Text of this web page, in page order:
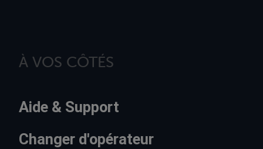
À VOS CÔTÉS
Aide & Support
Changer d'opérateur